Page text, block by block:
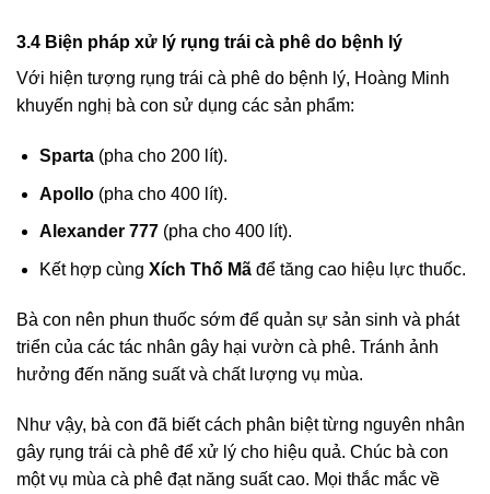
3.4 Biện pháp xử lý rụng trái cà phê do bệnh lý
Với hiện tượng rụng trái cà phê do bệnh lý, Hoàng Minh
khuyến nghị bà con sử dụng các sản phẩm:
Sparta(pha cho 200 lít).
Apollo(pha cho 400 lít).
Alexander 777(pha cho 400 lít).
Kết hợp cùng Xích Thố Mãđể tăng cao hiệu lực thuốc.
Bà con nên phun thuốc sớm để quản sự sản sinh và phát
triển của các tác nhân gây hại vườn cà phê. Tránh ảnh
hưởng đến năng suất và chất lượng vụ mùa.
Như vậy, bà con đã biết cách phân biệt từng nguyên nhân
gây rụng trái cà phê để xử lý cho hiệu quả. Chúc bà con
một vụ mùa cà phê đạt năng suất cao. Mọi thắc mắc về